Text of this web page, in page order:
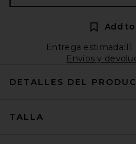
Add
Entrega
Envíos y
DETALLES DEL
TALLA